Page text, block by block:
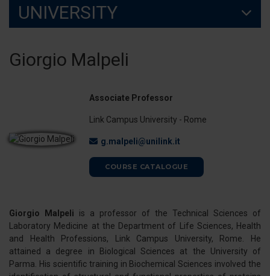
UNIVERSITY
Giorgio Malpeli
Associate Professor
Link Campus University - Rome
g.malpeli@unilink.it
COURSE CATALOGUE
Giorgio Malpeli is a professor of the Technical Sciences of
Laboratory Medicine at the Department of Life Sciences, Health
and Health Professions, Link Campus University, Rome. He
attained a degree in Biological Sciences at the University of
Parma. His scientific training in Biochemical Sciences involved the